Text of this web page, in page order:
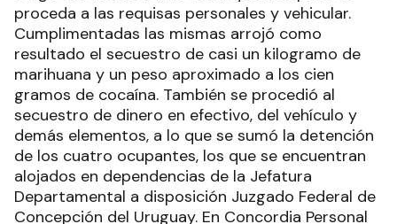
proceda a las requisas personales y vehicular.
Cumplimentadas las mismas arrojó como
resultado el secuestro de casi un kilogramo de
marihuana y un peso aproximado a los cien
gramos de cocaína. También se procedió al
secuestro de dinero en efectivo, del vehículo y
demás elementos, a lo que se sumó la detención
de los cuatro ocupantes, los que se encuentran
alojados en dependencias de la Jefatura
Departamental a disposición Juzgado Federal de
Concepción del Uruguay. En Concordia Personal